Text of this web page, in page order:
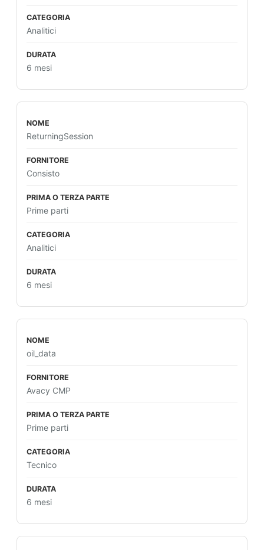
Analitici
6 mesi
ReturningSession
Consisto
Prime parti
Analitici
6 mesi
oil_data
Avacy CMP
Prime parti
Tecnico
6 mesi